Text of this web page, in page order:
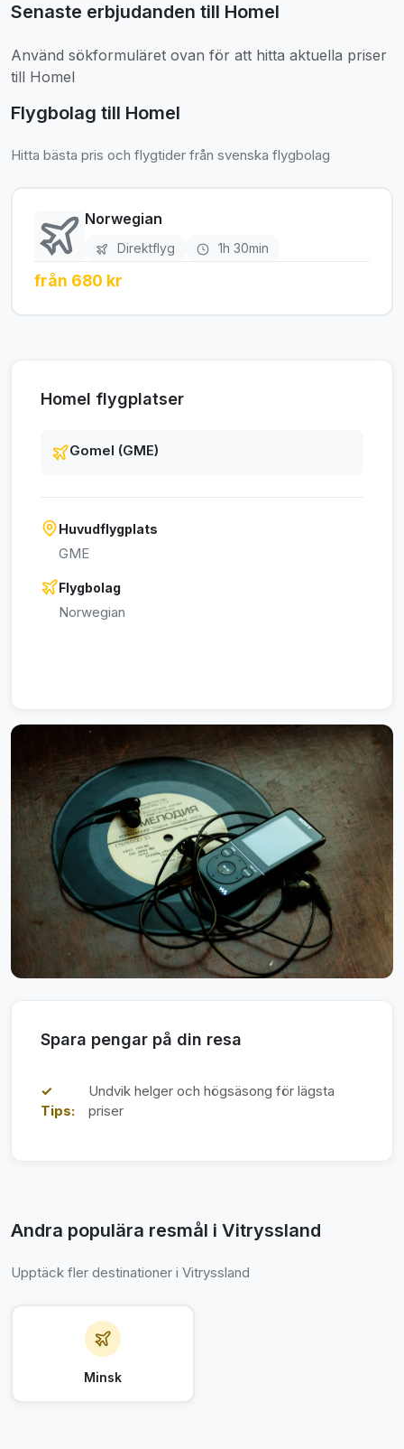
Senaste erbjudanden till Homel
Använd sökformuläret ovan för att hitta aktuella priser
till Homel
Flygbolag till Homel
Hitta bästa pris och flygtider från svenska flygbolag
Norwegian
Direktflyg 1h 30min
från 680 kr
Homel flygplatser
Gomel (GME)
Huvudflygplats
GME
Flygbolag
Norwegian
Spara pengar på din resa
✓
Tips:
Undvik helger och högsäsong för lägsta
priser
Andra populära resmål i Vitryssland
Upptäck fler destinationer i Vitryssland
Minsk